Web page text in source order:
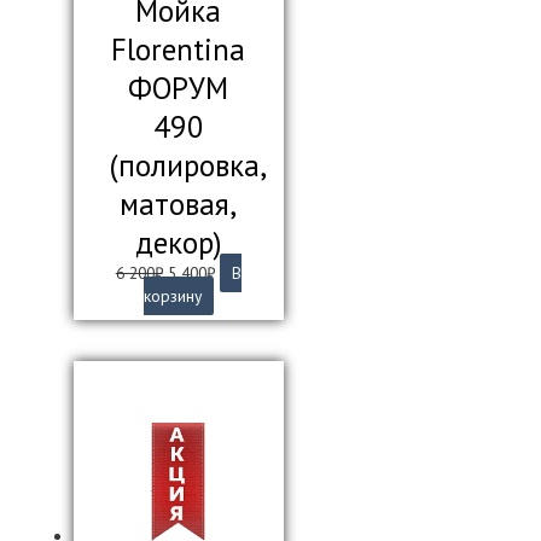
Мойка
Florentina
ФОРУМ
490
(полировка,
матовая,
декор)
6 200₽Первоначальная
цена
составляла
200₽.
5 400₽Текущая
цена:
5
В
корзину